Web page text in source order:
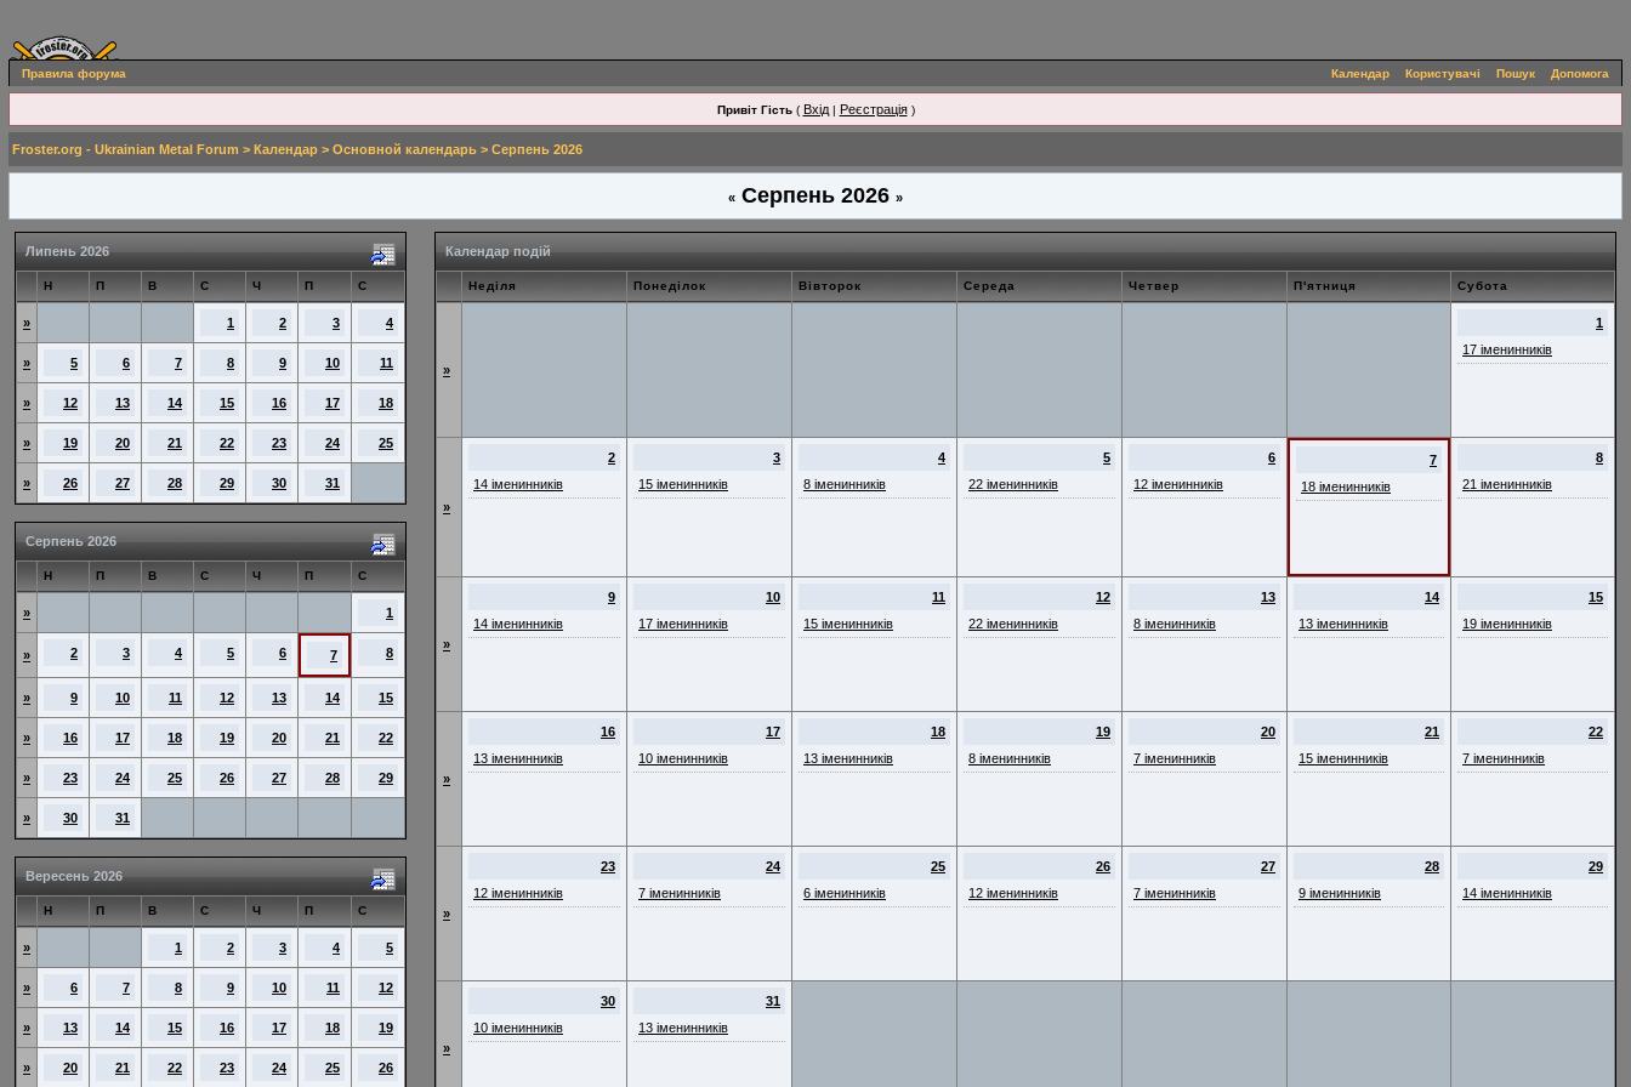
Правила форума Календар Користувачі Пошук Допомога
Привіт Гість( Вхід| Реєстрація)
Froster.org - Ukrainian Metal Forum > Календар > Основной календарь > Серпень 2026
« Серпень 2026 »
Липень 2026
Н П В С Ч П С
» 1 2 3 4
» 5 6 7 8 9 10 11
» 12 13 14 15 16 17 18
» 19 20 21 22 23 24 25
» 26 27 28 29 30 31
Серпень 2026
Н П В С Ч П С
» 1
» 2 3 4 5 6 7 8
» 9 10 11 12 13 14 15
» 16 17 18 19 20 21 22
» 23 24 25 26 27 28 29
» 30 31
Вересень 2026
Н П В С Ч П С
» 1 2 3 4 5
» 6 7 8 9 10 11 12
» 13 14 15 16 17 18 19
» 20 21 22 23 24 25 26
Календар подій
Неділя Понеділок Вівторок Середа Четвер П'ятниця Субота
»
1
17 іменинників
»
2
14 іменинників
3
15 іменинників
4
8 іменинників
5
22 іменинників
6
12 іменинників
7
18 іменинників
8
21 іменинників
»
9
14 іменинників
10
17 іменинників
11
15 іменинників
12
22 іменинників
13
8 іменинників
14
13 іменинників
15
19 іменинників
»
16
13 іменинників
17
10 іменинників
18
13 іменинників
19
8 іменинників
20
7 іменинників
21
15 іменинників
22
7 іменинників
»
23
12 іменинників
24
7 іменинників
25
6 іменинників
26
12 іменинників
27
7 іменинників
28
9 іменинників
29
14 іменинників
»
30
10 іменинників
31
13 іменинників